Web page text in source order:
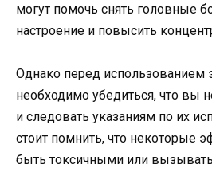
могут помочь снять головные
настроение и повысить
Однако перед использованием
необходимо убедиться, что вы
и следовать указаниям по их
стоит помнить, что некоторые
быть токсичными или